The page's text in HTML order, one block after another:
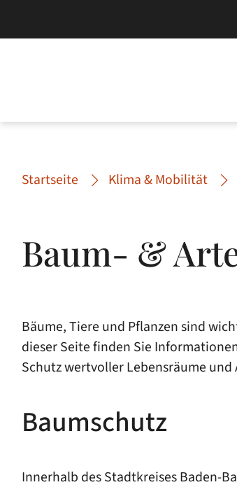
Startseite
Klima & Mobilität
Baum- &
Bäume, Tiere und Pflanzen sind
dieser Seite finden Sie
Schutz wertvoller Lebensräume und
Baumschutz
Innerhalb des Stadtkreises Baden-